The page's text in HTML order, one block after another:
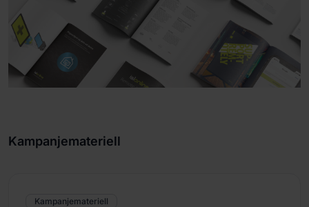
Kampanjemateriell
Kampanjemateriell